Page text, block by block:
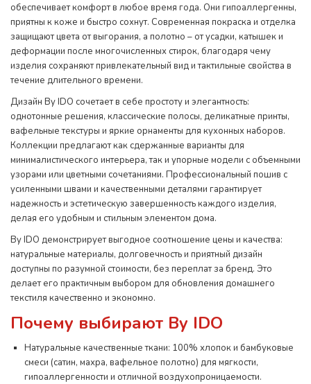
обеспечивает комфорт в любое время года. Они гипоаллергенны,
приятны к коже и быстро сохнут. Современная покраска и отделка
защищают цвета от выгорания, а полотно – от усадки, катышек и
деформации после многочисленных стирок, благодаря чему
изделия сохраняют привлекательный вид и тактильные свойства в
течение длительного времени.
Дизайн By IDO сочетает в себе простоту и элегантность:
однотонные решения, классические полосы, деликатные принты,
вафельные текстуры и яркие орнаменты для кухонных наборов.
Коллекции предлагают как сдержанные варианты для
минималистического интерьера, так и упорные модели с объемными
узорами или цветными сочетаниями. Профессиональный пошив с
усиленными швами и качественными деталями гарантирует
надежность и эстетическую завершенность каждого изделия,
делая его удобным и стильным элементом дома.
By IDO демонстрирует выгодное соотношение цены и качества:
натуральные материалы, долговечность и приятный дизайн
доступны по разумной стоимости, без переплат за бренд. Это
делает его практичным выбором для обновления домашнего
текстиля качественно и экономно.
Почему выбирают By IDO
Натуральные качественные ткани: 100% хлопок и бамбуковые
смеси (сатин, махра, вафельное полотно) для мягкости,
гипоаллергенности и отличной воздухопроницаемости.